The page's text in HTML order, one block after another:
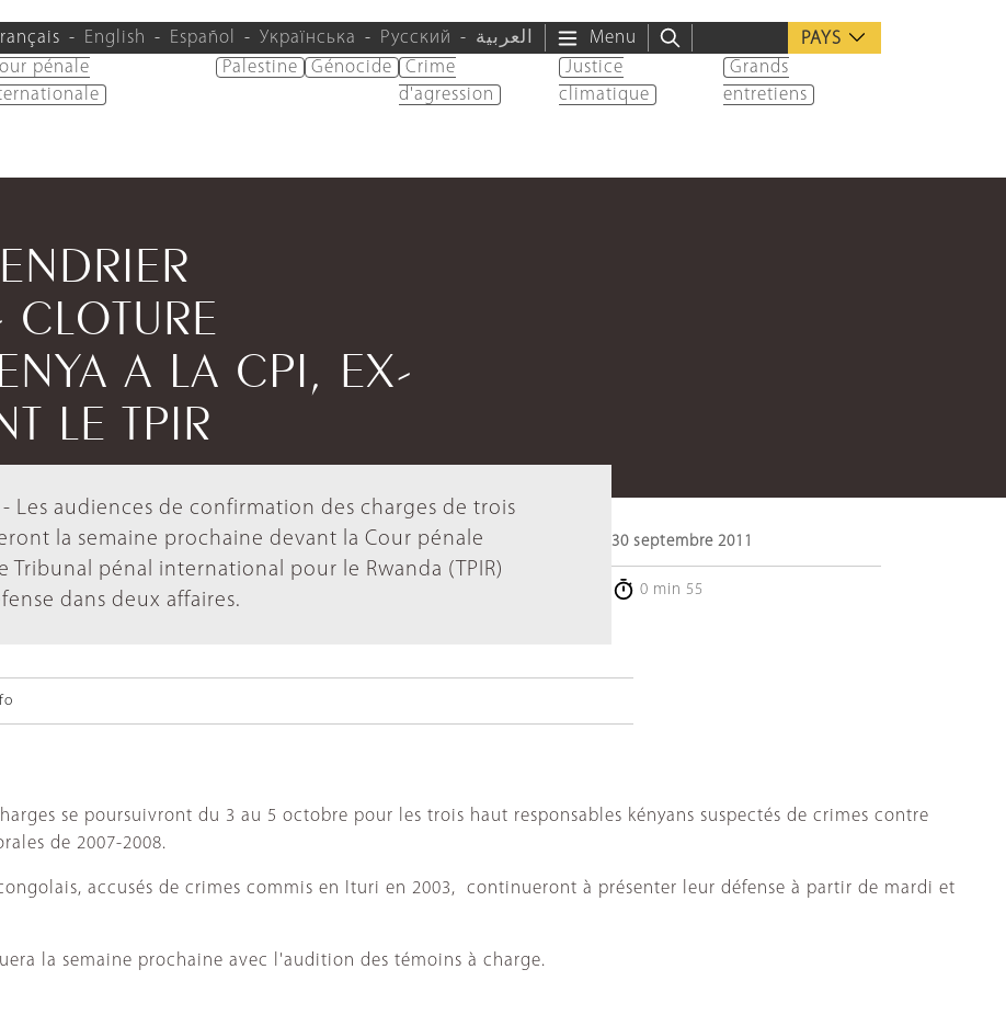
English Español Українська Русский العربية Menu
PAYS
pénale
Palestine Génocide
Crime
d'agression
Justice
climatique
Grands
entretiens
CLOTURE
A LA CPI, EX-
LE TPIR
Les audiences de confirmation des charges de trois
la semaine prochaine devant la Cour pénale
Tribunal pénal international pour le Rwanda (TPIR)
dans deux affaires.
30 septembre 2011
0 min 55
se poursuivront du 3 au 5 octobre pour les trois haut responsables kényans suspectés de crimes contre
de 2007-2008.
accusés de crimes commis en Ituri en 2003, continueront à présenter leur défense à partir de mardi et
la semaine prochaine avec l'audition des témoins à charge.